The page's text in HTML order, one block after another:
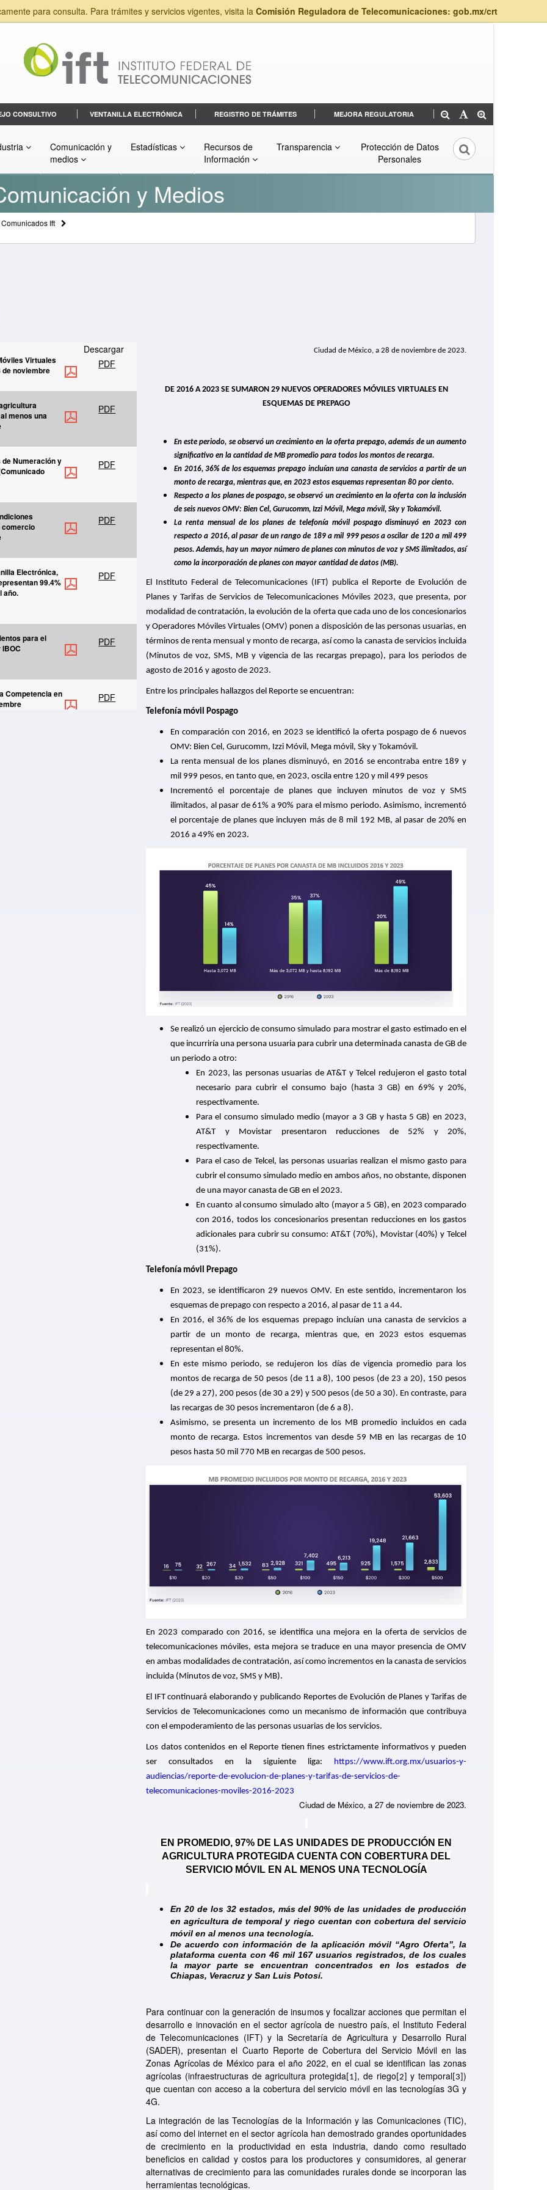
para consulta. Para trámites y servicios vigentes, visita la Comisión Reguladora de Telecomunicaciones: gob.mx/crt
CONSULTIVO VENTANILLA ELECTRÓNICA REGISTRO DE TRÁMITES MEJORA REGULATORIA
Comunicación y
medios
Estadísticas
Recursos de
Información
Transparencia
Protección de Datos
Personales
y Medios
Comunicados Ift
Descargar
Virtuales
de noviembre
PDF
menos una
PDF
de Numeración y
PDF
comercio
PDF
Electrónica,
99.4%
año.
PDF
para el
PDF
Competencia en
PDF
Ciudad de México, a 28 de noviembre de 2023.
DE 2016 A 2023 SE SUMARON 29 NUEVOS OPERADORES MÓVILES VIRTUALES EN
ESQUEMAS DE PREPAGO
En este periodo, se observó un crecimiento en la oferta prepago, además de un aumento
significativo en la cantidad de MB promedio para todos los montos de recarga.
En 2016, 36% de los esquemas prepago incluían una canasta de servicios a partir de un
monto de recarga, mientras que, en 2023 estos esquemas representan 80 por ciento.
Respecto a los planes de pospago, se observó un crecimiento en la oferta con la inclusión
de seis nuevos OMV: Bien Cel, Gurucomm, Izzi Móvil, Mega móvil, Sky y Tokamóvil.
La renta mensual de los planes de telefonía móvil pospago disminuyó en 2023 con
respecto a 2016, al pasar de un rango de 189 a mil 999 pesos a oscilar de 120 a mil 499
pesos. Además, hay un mayor número de planes con minutos de voz y SMS ilimitados, así
como la incorporación de planes con mayor cantidad de datos (MB).
El Instituto Federal de Telecomunicaciones (IFT) publica el Reporte de Evolución de
Planes y Tarifas de Servicios de Telecomunicaciones Móviles 2023, que presenta, por
modalidad de contratación, la evolución de la oferta que cada uno de los concesionarios
y Operadores Móviles Virtuales (OMV) ponen a disposición de las personas usuarias, en
términos de renta mensual y monto de recarga, así como la canasta de servicios incluida
(Minutos de voz, SMS, MB y vigencia de las recargas prepago), para los periodos de
agosto de 2016 y agosto de 2023.
Entre los principales hallazgos del Reporte se encuentran:
Telefonía móvil Pospago
En comparación con 2016, en 2023 se identificó la oferta pospago de 6 nuevos
OMV: Bien Cel, Gurucomm, Izzi Móvil, Mega móvil, Sky y Tokamóvil.
La renta mensual de los planes disminuyó, en 2016 se encontraba entre 189 y
mil 999 pesos, en tanto que, en 2023, oscila entre 120 y mil 499 pesos
Incrementó el porcentaje de planes que incluyen minutos de voz y SMS
ilimitados, al pasar de 61% a 90% para el mismo periodo. Asimismo, incrementó
el porcentaje de planes que incluyen más de 8 mil 192 MB, al pasar de 20% en
2016 a 49% en 2023.
Se realizó un ejercicio de consumo simulado para mostrar el gasto estimado en el
que incurriría una persona usuaria para cubrir una determinada canasta de GB de
un periodo a otro:
En 2023, las personas usuarias de AT&T y Telcel redujeron el gasto total
necesario para cubrir el consumo bajo (hasta 3 GB) en 69% y 20%,
respectivamente.
Para el consumo simulado medio (mayor a 3 GB y hasta 5 GB) en 2023,
AT&T y Movistar presentaron reducciones de 52% y 20%,
respectivamente.
Para el caso de Telcel, las personas usuarias realizan el mismo gasto para
cubrir el consumo simulado medio en ambos años, no obstante, disponen
de una mayor canasta de GB en el 2023.
En cuanto al consumo simulado alto (mayor a 5 GB), en 2023 comparado
con 2016, todos los concesionarios presentan reducciones en los gastos
adicionales para cubrir su consumo: AT&T (70%), Movistar (40%) y Telcel
(31%).
Telefonía móvil Prepago
En 2023, se identificaron 29 nuevos OMV. En este sentido, incrementaron los
esquemas de prepago con respecto a 2016, al pasar de 11 a 44.
En 2016, el 36% de los esquemas prepago incluían una canasta de servicios a
partir de un monto de recarga, mientras que, en 2023 estos esquemas
representan el 80%.
En este mismo periodo, se redujeron los días de vigencia promedio para los
montos de recarga de 50 pesos (de 11 a 8), 100 pesos (de 23 a 20), 150 pesos
(de 29 a 27), 200 pesos (de 30 a 29) y 500 pesos (de 50 a 30). En contraste, para
las recargas de 30 pesos incrementaron (de 6 a 8).
Asimismo, se presenta un incremento de los MB promedio incluidos en cada
monto de recarga. Estos incrementos van desde 59 MB en las recargas de 10
pesos hasta 50 mil 770 MB en recargas de 500 pesos.
En 2023 comparado con 2016, se identifica una mejora en la oferta de servicios de
telecomunicaciones móviles, esta mejora se traduce en una mayor presencia de OMV
en ambas modalidades de contratación, así como incrementos en la canasta de servicios
incluida (Minutos de voz, SMS y MB).
El IFT continuará elaborando y publicando Reportes de Evolución de Planes y Tarifas de
Servicios de Telecomunicaciones como un mecanismo de información que contribuya
con el empoderamiento de las personas usuarias de los servicios.
Los datos contenidos en el Reporte tienen fines estrictamente informativos y pueden
ser consultados en la siguiente liga:
https://www.ift.org.mx/usuarios-y-
audiencias/reporte-de-evolucion-de-planes-y-tarifas-de-servicios-de-
telecomunicaciones-moviles-2016-2023
Ciudad de México, a 27 de noviembre de 2023.
EN PROMEDIO, 97% DE LAS UNIDADES DE PRODUCCIÓN EN
AGRICULTURA PROTEGIDA CUENTA CON COBERTURA DEL
SERVICIO MÓVIL EN AL MENOS UNA TECNOLOGÍA
En 20 de los 32 estados, más del 90% de las unidades de producción
en agricultura de temporal y riego cuentan con cobertura del servicio
móvil en al menos una tecnología.
De acuerdo con información de la aplicación móvil “Agro Oferta”, la
plataforma cuenta con 46 mil 167 usuarios registrados, de los cuales
la mayor parte se encuentran concentrados en los estados de
Chiapas, Veracruz y San Luis Potosí.
Para continuar con la generación de insumos y focalizar acciones que permitan el
desarrollo e innovación en el sector agrícola de nuestro país, el Instituto Federal
de Telecomunicaciones (IFT) y la Secretaría de Agricultura y Desarrollo Rural
(SADER), presentan el Cuarto Reporte de Cobertura del Servicio Móvil en las
Zonas Agrícolas de México para el año 2022, en el cual se identifican las zonas
agrícolas (infraestructuras de agricultura protegida [1] , de riego [2] y temporal [3] )
que cuentan con acceso a la cobertura del servicio móvil en las tecnologías 3G y
4G.
La integración de las Tecnologías de la Información y las Comunicaciones (TIC),
así como del internet en el sector agrícola han demostrado grandes oportunidades
de crecimiento en la productividad en esta industria, dando como resultado
beneficios en calidad y costos para los productores y consumidores, al generar
alternativas de crecimiento para las comunidades rurales donde se incorporan las
herramientas tecnológicas.